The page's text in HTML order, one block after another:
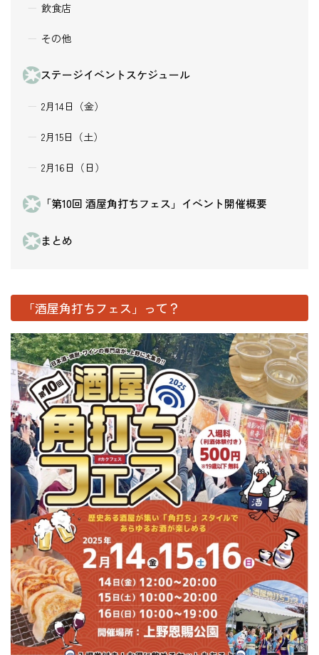
飲食店
その他
ステージイベントスケジュール
2月14日（金）
2月15日（土）
2月16日（日）
「第10回 酒屋角打ちフェス」イベント開催概要
まとめ
「酒屋角打ちフェス」って？